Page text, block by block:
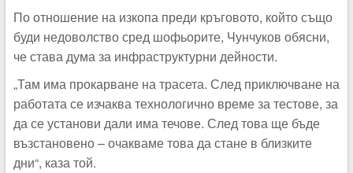
По отношение на изкопа преди кръговото, който също
буди недоволство сред шофьорите, Чунчуков обясни,
че става дума за инфраструктурни дейности.
„Там има прокарване на трасета. След приключване на
работата се изчаква технологично време за тестове, за
да се установи дали има течове. След това ще бъде
възстановено – очакваме това да стане в близките
дни“, каза той.